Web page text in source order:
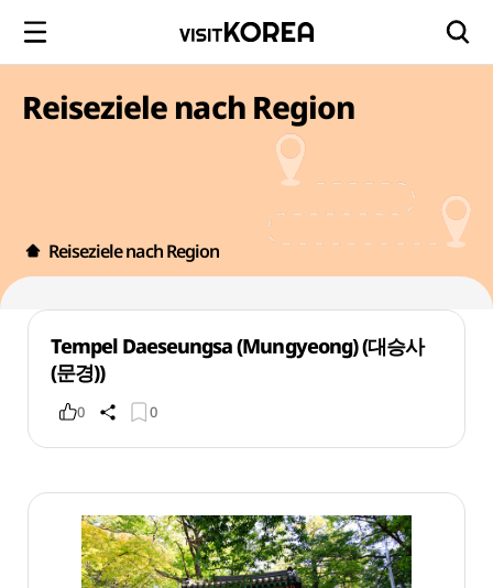
Reiseziele nach Region
Reiseziele nach Region
Tempel Daeseungsa (Mungyeong) (대승사
(문경))
0 0